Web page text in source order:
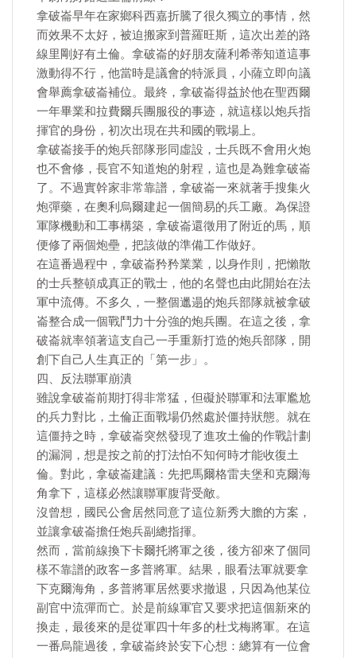
拿破崙早年在家鄉科西嘉折騰了很久獨立的事情，然
而效果不太好，被迫搬家到普羅旺斯，這次出差的路
線里剛好有土倫。拿破崙的好朋友薩利希蒂知道這事
激動得不行，他當時是議會的特派員，小薩立即向議
會舉薦拿破崙補位。最終，拿破崙得益於他在聖西爾
一年畢業和拉費爾兵團服役的事迹，就這樣以炮兵指
揮官的身份，初次出現在共和國的戰場上。
拿破崙接手的炮兵部隊形同虛設，士兵既不會用火炮
也不會修，長官不知道炮的射程，這也是為難拿破崙
了。不過實幹家非常靠譜，拿破崙一來就著手搜集火
炮彈藥，在奧利烏爾建起一個簡易的兵工廠。為保證
軍隊機動和工事構築，拿破崙還徵用了附近的馬，順
便修了兩個炮壘，把該做的準備工作做好。
在這番過程中，拿破崙矜矜業業，以身作則，把懶散
的士兵整頓成真正的戰士，他的名聲也由此開始在法
軍中流傳。不多久，一整個邋遢的炮兵部隊就被拿破
崙整合成一個戰鬥力十分強的炮兵團。在這之後，拿
破崙就率領著這支自己一手重新打造的炮兵部隊，開
創下自己人生真正的「第一步」。
四、反法聯軍崩潰
雖說拿破崙前期打得非常猛，但礙於聯軍和法軍尷尬
的兵力對比，土倫正面戰場仍然處於僵持狀態。就在
這僵持之時，拿破崙突然發現了進攻土倫的作戰計劃
的漏洞，想是按之前的打法怕不知何時才能收復土
倫。對此，拿破崙建議：先把馬爾格雷夫堡和克爾海
角拿下，這樣必然讓聯軍腹背受敵。
沒曾想，國民公會居然同意了這位新秀大膽的方案，
並讓拿破崙擔任炮兵副總指揮。
然而，當前線換下卡爾托將軍之後，後方卻來了個同
樣不靠譜的政客—多普將軍。結果，眼看法軍就要拿
下克爾海角，多普將軍居然要求撤退，只因為他某位
副官中流彈而亡。於是前線軍官又要求把這個新來的
換走，最後來的是從軍四十年多的杜戈梅將軍。在這
一番烏龍過後，拿破崙終於安下心想：總算有一位會